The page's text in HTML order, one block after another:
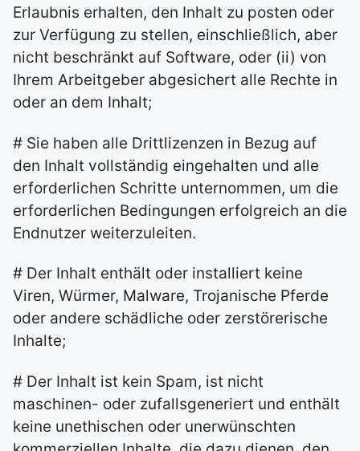
Erlaubnis erhalten, den Inhalt zu posten oder
zur Verfügung zu stellen, einschließlich, aber
nicht beschränkt auf Software, oder (ii) von
Ihrem Arbeitgeber abgesichert alle Rechte in
oder an dem Inhalt;
# Sie haben alle Drittlizenzen in Bezug auf
den Inhalt vollständig eingehalten und alle
erforderlichen Schritte unternommen, um die
erforderlichen Bedingungen erfolgreich an die
Endnutzer weiterzuleiten.
# Der Inhalt enthält oder installiert keine
Viren, Würmer, Malware, Trojanische Pferde
oder andere schädliche oder zerstörerische
Inhalte;
# Der Inhalt ist kein Spam, ist nicht
maschinen- oder zufallsgeneriert und enthält
keine unethischen oder unerwünschten